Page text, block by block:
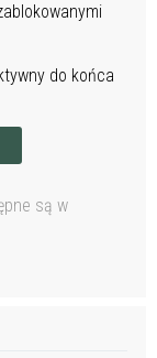
do końca
są w